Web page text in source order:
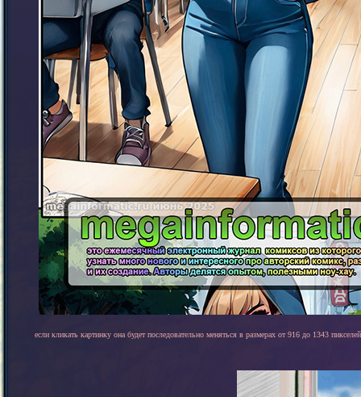
если кликать картинку она будет последовательно меняться в размерах от 916 до 1343